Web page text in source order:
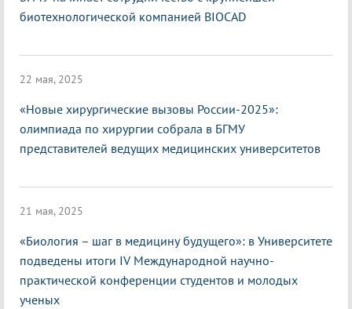
биотехнологической компанией BIOCAD
22 мая, 2025
«Новые хирургические вызовы России-2025»:
олимпиада по хирургии собрала в БГМУ
представителей ведущих медицинских университетов
21 мая, 2025
«Биология – шаг в медицину будущего»: в Университете
подведены итоги IV Международной научно-
практической конференции студентов и молодых
ученых